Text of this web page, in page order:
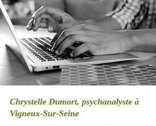
Chrystelle Dumort, psychanalyste à
Vigneux-Sur-Seine